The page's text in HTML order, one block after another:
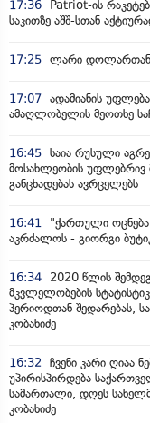
17:36
Patriot-ის
საკითზე აშშ-სთან
17:25 ლარი დოლართან
17:07 ადამიანის
ამაღლობელის მეოთხე
16:45 საია რუსული
მოსახლეობის უფლებრივ
განცხადებას ავრცელებს
16:41
"ქართული
აკრძალოს - გიორგი
16:34
2020 წლის
მკვლელობების
პერიოდთან შედარებას,
კობახიძე
16:32
ჩვენი კარი ღიაა
უპირისპირდება
სამართალი, დღეს
კობახიძე